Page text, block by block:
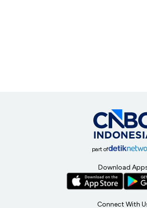
part of
Download
Connect With